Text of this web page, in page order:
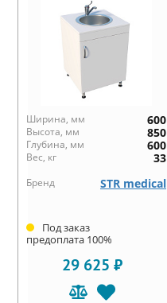
Ширина, мм 600
Высота, мм 850
Глубина, мм 600
Вес, кг 33
Бренд STR medical
Под заказ
предоплата 100%
29 625 ₽